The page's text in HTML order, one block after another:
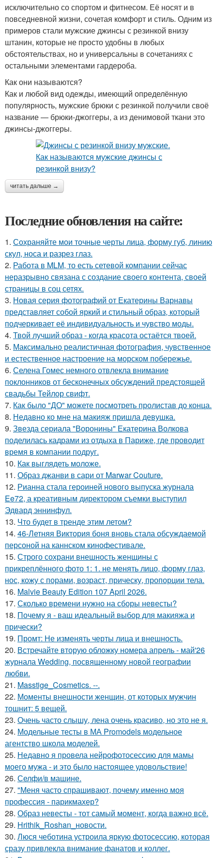
исключительно со спортом и фитнесом. Её носят и в
повседневной жизни, сочетая комфорт и стиль. Одним из
примеров стали мужские джинсы с резинкой внизу
штанин, которые не просто удобны в любых
обстоятельствах, но и универсальны в сочетаниях с
остальными элементами гардероба.
Как они называются?
Как и любой вид одежды, имеющий определённую
популярность, мужские брюки с резинкой получили своё
название — брюки-джоггеры, а из денимовой ткани это
джинсы-джоггеры.
читать дальше →
Последние обновления на сайте:
1. Сохраняйте мои точные черты лица, форму губ, линию
скул, носа и разрез глаз.
2. Работа в MLM, то есть сетевой компании сейчас
неразрывно связана с создание своего контента, своей
страницы в соц сетях.
3. Новая серия фотографий от Екатерины Варнавы
представляет собой яркий и стильный образ, который
подчеркивает её индивидуальность и чувство моды.
4. Твой лучший образ - когда красота остаётся твоей.
5. Максимально реалистичная фотография, чувственное
и естественное настроение на морском побережье.
6. Селена Гомес немного отвлекла внимание
поклонников от бесконечных обсуждений предстоящей
свадьбы Тейлор свифт.
7. Как было "ДО" можете посмотреть пролистав до конца.
8. Недавно ко мне на макияж пришла девушка.
9. Звезда сериала "Воронины" Екатерина Волкова
поделилась кадрами из отдыха в Париже, где проводит
время в компании подруг.
10. Как выглядеть моложе.
11. Образ джанви в сари от Marwar Couture.
12. Рианна стала героиней нового выпуска журнала
Ee72, а креативным директором съемки выступил
Эдвард эннинфул.
13. Что будет в тренде этим летом?
14. 46-Летняя Виктория боня вновь стала обсуждаемой
персоной на каннском кинофестивале.
15. Строго сохрани внешность женщины с
прикреплённого фото 1: 1. не менять лицо, форму глаз,
нос, кожу с порами, возраст, прическу, пропорции тела.
16. Malvie Beauty Edition 107 April 2026.
17. Сколько времени нужно на сборы невесты?
18. Почему я - ваш идеальный выбор для макияжа и
прически?
19. Промт: Не изменять черты лица и внешность.
20. Встречайте вторую обложку номера апрель - май'26
журнала Wedding, посвященному новой географии
любви.
21. Masstige_Cosmetics. --.
22. Моменты внешности женщин, от которых мужчин
тошнит: 5 вещей.
23. Очень часто слышу, лена очень красиво, но это не я.
24. Модельные тесты в МА Promodels модельное
агентство школа моделей.
25. Недавно я провела нейрофотосессию для мамы
моего мужа - и это было настоящее удовольствие!
26. Селфи/в машине.
27. "Меня часто спрашивают, почему именно моя
профессия - парикмахер?
28. Образ невесты - тот самый момент, когда важно всё.
29. Hrithik_Roshan_новости.
30. Люся чеботина устроила яркую фотосессию, которая
сразу привлекла внимание фанатов и коллег.